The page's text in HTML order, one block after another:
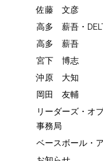
佐藤 文彦
高多 薪吾・
高多 薪吾
宮下 博志
沖原 大知
岡田 友輔
リーダーズ・オ
事務局
ベースボール・